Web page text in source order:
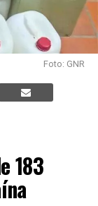
Foto: GNR
183